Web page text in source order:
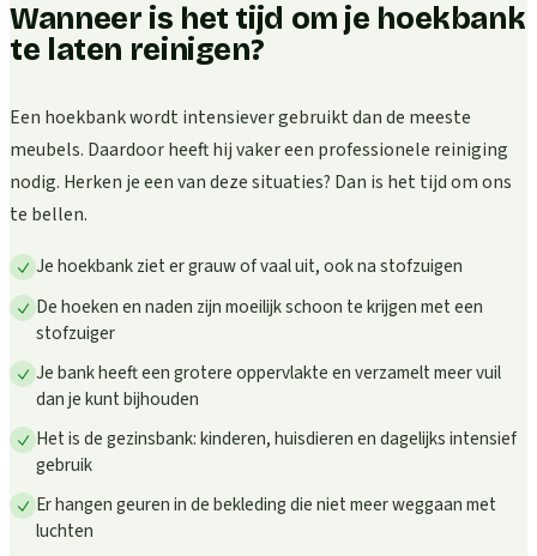
Wanneer is het tijd om je hoekbank
te laten reinigen?
Een hoekbank wordt intensiever gebruikt dan de meeste
meubels. Daardoor heeft hij vaker een professionele reiniging
nodig. Herken je een van deze situaties? Dan is het tijd om ons
te bellen.
Je hoekbank ziet er grauw of vaal uit, ook na stofzuigen
De hoeken en naden zijn moeilijk schoon te krijgen met een
stofzuiger
Je bank heeft een grotere oppervlakte en verzamelt meer vuil
dan je kunt bijhouden
Het is de gezinsbank: kinderen, huisdieren en dagelijks intensief
gebruik
Er hangen geuren in de bekleding die niet meer weggaan met
luchten